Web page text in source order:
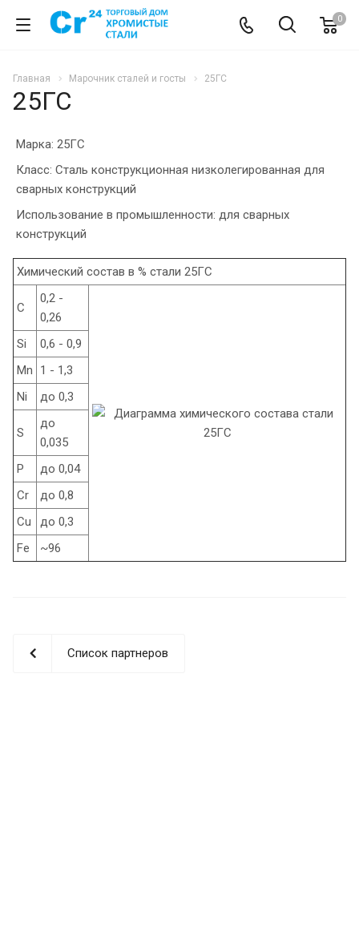
0
Главная Марочник сталей и госты 25ГС
25ГС
Марка: 25ГС
Класс: Сталь конструкционная низколегированная для
сварных конструкций
Использование в промышленности: для сварных
конструкций
Химический состав в % стали 25ГС
C
0,2 -
0,26
Si
0,6 - 0,9
Mn
1 - 1,3
Ni
до 0,3
S
до
0,035
P
до 0,04
Cr
до 0,8
Cu
до 0,3
Fe
~96
Список партнеров